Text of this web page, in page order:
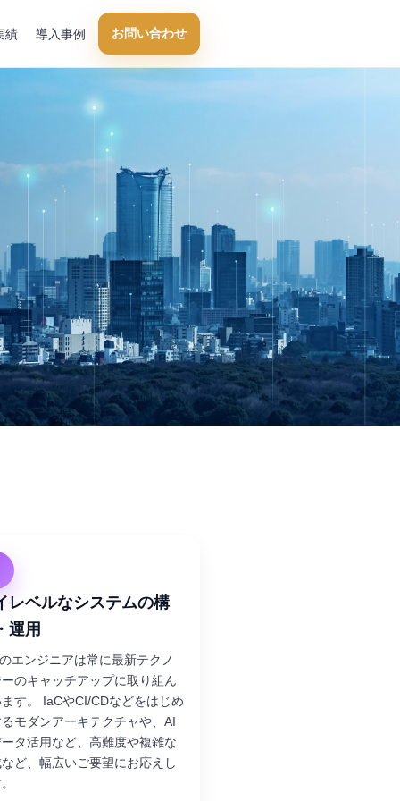
績 導入事例 お問い合わせ
レベルなシステムの構
運用
エンジニアは常に最新テクノ
のキャッチアップに取り組ん
す。 IaCやCI/CDなどをはじめ
モダンアーキテクチャや、AI
タ活用など、高難度や複雑な
ど、幅広いご要望にお応えし